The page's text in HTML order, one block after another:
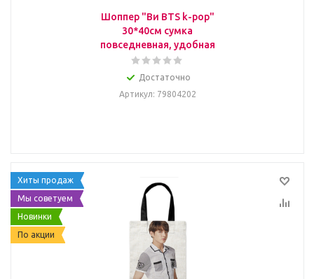
Шоппер "Ви BTS k-pop"
30*40см сумка
повседневная, удобная
Достаточно
Артикул: 79804202
Хиты продаж
Мы советуем
Новинки
По акции